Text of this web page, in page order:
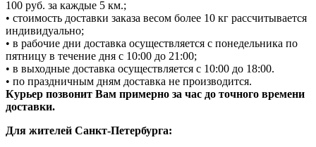
100 руб. за каждые 5 км.;
• стоимость доставки заказа весом более 10 кг рассчитывается
индивидуально;
• в рабочие дни доставка осуществляется с понедельника по
пятницу в течение дня с 10:00 до 21:00;
• в выходные доставка осуществляется с 10:00 до 18:00.
• по праздничным дням доставка не производится.
Курьер позвонит Вам примерно за час до точного времени
доставки.
Для жителей Санкт-Петербурга: